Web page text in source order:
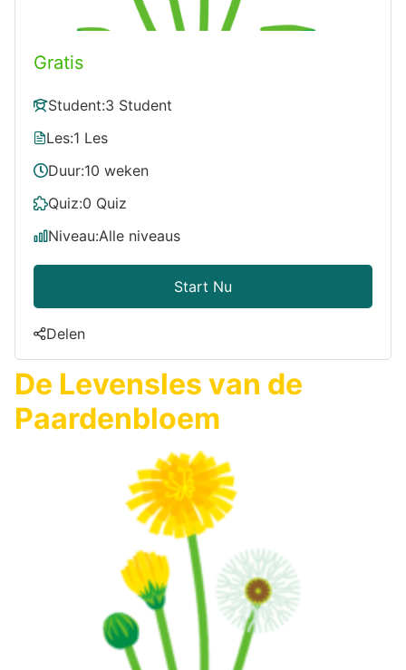
De Levensles van de
Paardenbloem
Gratis
Student:3 Student
Les:1 Les
Duur:10 weken
Quiz:0 Quiz
Niveau:Alle niveaus
Start Nu
Delen